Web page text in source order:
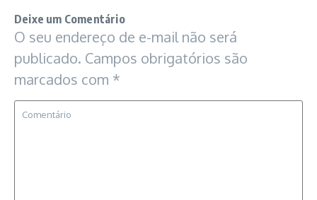
Deixe um Comentário
O seu endereço de e-mail não será
publicado. Campos obrigatórios são
marcados com *